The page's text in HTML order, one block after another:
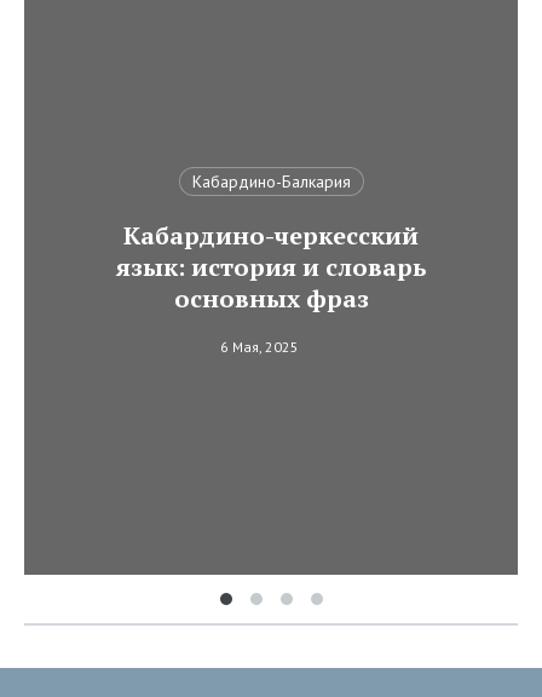
Кабардино-Балкария
Кабардино-черкесский
язык: история и словарь
основных фраз
6 Мая, 2025